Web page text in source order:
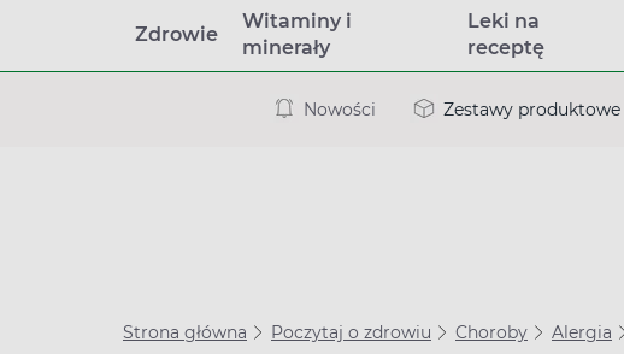
Zdrowie
Witaminy i
minerały
Leki na
receptę
Nowości Zestawy produktowe
Strona główna Poczytaj o zdrowiu Choroby Alergia